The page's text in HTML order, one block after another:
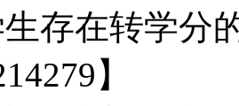
存在转学分
】